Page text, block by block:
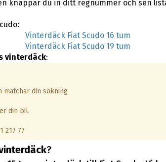
knappar du in ditt regnummer och sen
Vinterdäck Fiat Scudo 16 tum
Vinterdäck Fiat Scudo 19 tum
vinterdäck:
din sökning
din bil.
217 77
?